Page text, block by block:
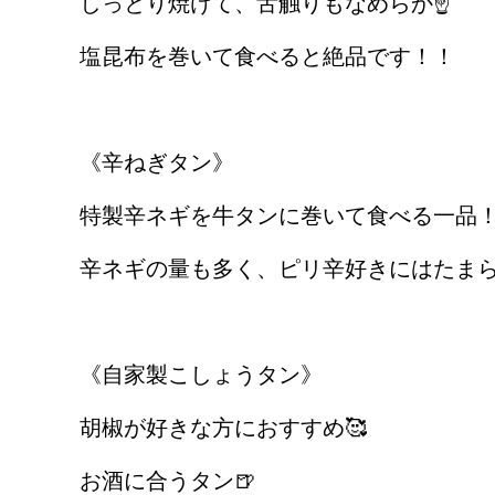
塩昆布を巻いて食べると絶品です！！
《辛ねぎタン》
特製辛ネギを牛タンに巻いて食べる一品！
辛ネギの量も多く、ピリ辛好きにはたま
《自家製こしょうタン》
胡椒が好きな方におすすめ🥰
お酒に合うタン🍺